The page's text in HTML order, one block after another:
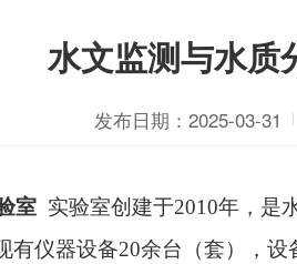
水文监测与水质
发布日期：2025-03-31
室 实验室创建于2010年，是
有仪器设备20余台（套），